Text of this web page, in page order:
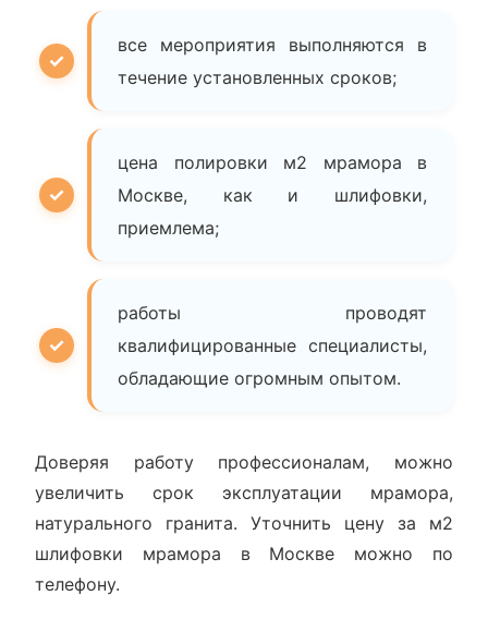
все мероприятия выполняются в
течение установленных сроков;
цена полировки м2 мрамора в
Москве, как и шлифовки,
приемлема;
работы проводят
квалифицированные специалисты,
обладающие огромным опытом.
Доверяя работу профессионалам, можно
увеличить срок эксплуатации мрамора,
натурального гранита. Уточнить цену за м2
шлифовки мрамора в Москве можно по
телефону.